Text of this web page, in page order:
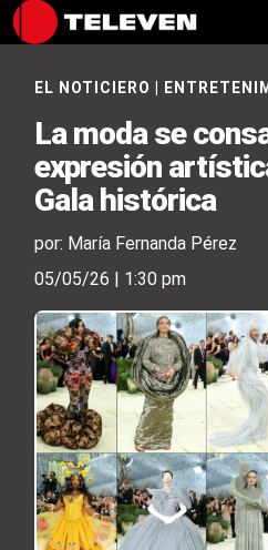
EL NOTICIERO
La moda se
expresión
Gala histórica
por: María Fernanda Pérez
05/05/26 | 1:30 pm